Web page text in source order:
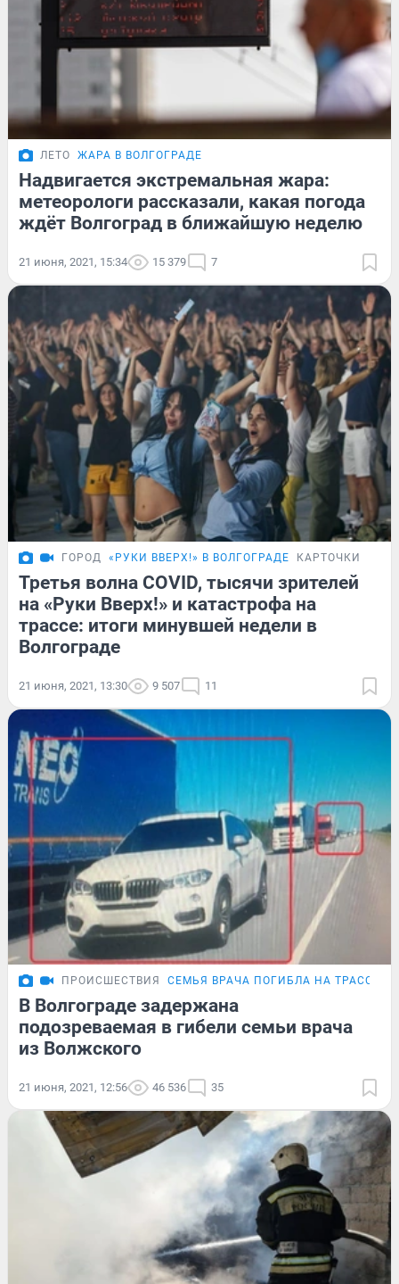
ЛЕТО ЖАРА В ВОЛГОГРАДЕ
Надвигается экстремальная жара:
метеорологи рассказали, какая погода
ждёт Волгоград в ближайшую неделю
21 июня, 2021, 15:34 15 379 7
ГОРОД «РУКИ ВВЕРХ!» В ВОЛГОГРАДЕ КАРТОЧКИ
Третья волна COVID, тысячи зрителей
на «Руки Вверх!» и катастрофа на
трассе: итоги минувшей недели в
Волгограде
21 июня, 2021, 13:30 9 507 11
ПРОИСШЕСТВИЯ СЕМЬЯ ВРАЧА ПОГИБЛА НА ТРАССЕ
В Волгограде задержана
подозреваемая в гибели семьи врача
из Волжского
21 июня, 2021, 12:56 46 536 35